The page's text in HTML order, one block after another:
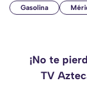
Gasolina
¡No te
TV